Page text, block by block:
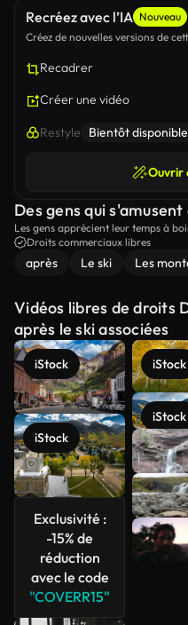
Recréez avec l’IA Nouveau
Créez de nouvelles versions de
Recadrer
Créer une vidéo
Restyle Bientôt disponible
Ouvrir
Des gens qui
Les gens apprécient leur temps à
sommet des montagnes, après avoir
Droits commerciaux libres
après Le ski Les
Vidéos libres de droits
après le ski associées
iStock
iStock
Exclusivité :
-15% de
réduction
avec le code
"COVERR15"
iStock
iStock